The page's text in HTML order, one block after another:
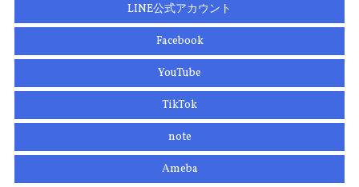
LINE公式アカウント
Facebook
YouTube
TikTok
note
Ameba